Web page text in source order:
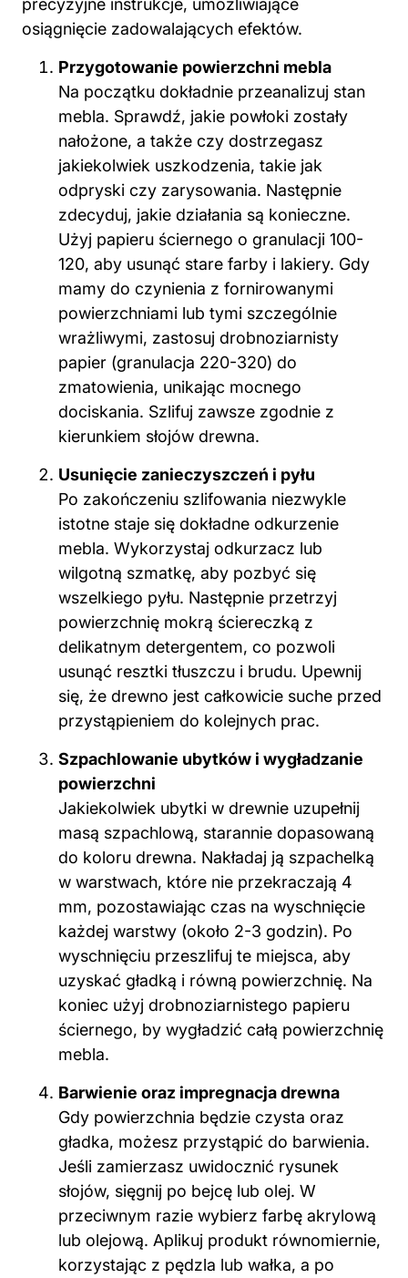
precyzyjne instrukcje, umożliwiające
osiągnięcie zadowalających efektów.
Przygotowanie powierzchni mebla
Na początku dokładnie przeanalizuj stan
mebla. Sprawdź, jakie powłoki zostały
nałożone, a także czy dostrzegasz
jakiekolwiek uszkodzenia, takie jak
odpryski czy zarysowania. Następnie
zdecyduj, jakie działania są konieczne.
Użyj papieru ściernego o granulacji 100-
120, aby usunąć stare farby i lakiery. Gdy
mamy do czynienia z fornirowanymi
powierzchniami lub tymi szczególnie
wrażliwymi, zastosuj drobnoziarnisty
papier (granulacja 220-320) do
zmatowienia, unikając mocnego
dociskania. Szlifuj zawsze zgodnie z
kierunkiem słojów drewna.
Usunięcie zanieczyszczeń i pyłu
Po zakończeniu szlifowania niezwykle
istotne staje się dokładne odkurzenie
mebla. Wykorzystaj odkurzacz lub
wilgotną szmatkę, aby pozbyć się
wszelkiego pyłu. Następnie przetrzyj
powierzchnię mokrą ściereczką z
delikatnym detergentem, co pozwoli
usunąć resztki tłuszczu i brudu. Upewnij
się, że drewno jest całkowicie suche przed
przystąpieniem do kolejnych prac.
Szpachlowanie ubytków i wygładzanie
powierzchni
Jakiekolwiek ubytki w drewnie uzupełnij
masą szpachlową, starannie dopasowaną
do koloru drewna. Nakładaj ją szpachelką
w warstwach, które nie przekraczają 4
mm, pozostawiając czas na wyschnięcie
każdej warstwy (około 2-3 godzin). Po
wyschnięciu przeszlifuj te miejsca, aby
uzyskać gładką i równą powierzchnię. Na
koniec użyj drobnoziarnistego papieru
ściernego, by wygładzić całą powierzchnię
mebla.
Barwienie oraz impregnacja drewna
Gdy powierzchnia będzie czysta oraz
gładka, możesz przystąpić do barwienia.
Jeśli zamierzasz uwidocznić rysunek
słojów, sięgnij po bejcę lub olej. W
przeciwnym razie wybierz farbę akrylową
lub olejową. Aplikuj produkt równomiernie,
korzystając z pędzla lub wałka, a po